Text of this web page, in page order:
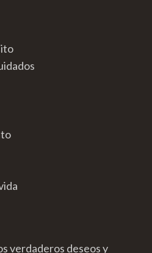
verdaderos deseos y